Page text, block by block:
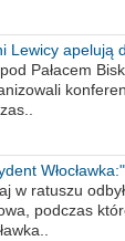
Lewicy apelują
Meringa
Pałacem
się”
w ratuszu
podczas